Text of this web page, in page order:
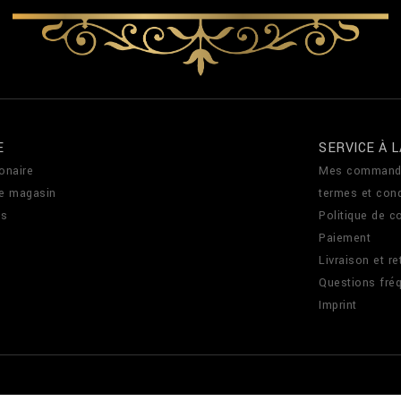
magasin
SERVICE À
Mes
termes et
Politique de
Paiement
Livraison et
Questions
Imprint